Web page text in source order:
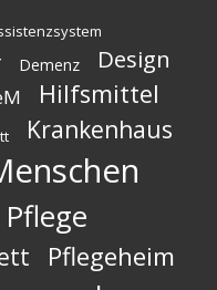
Demenz Design
Hilfsmittel
Krankenhaus
Pflege
Pflegeheim